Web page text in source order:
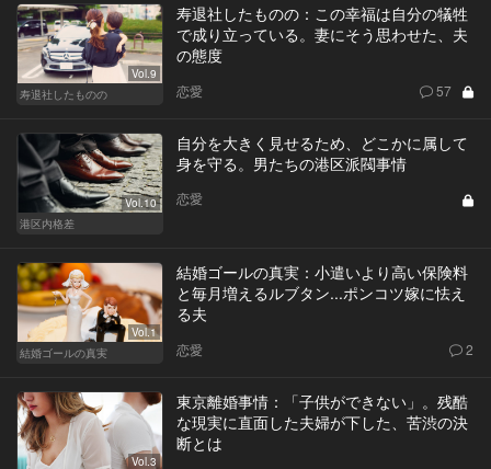
Vol.9
寿退社したものの
寿退社したものの：この幸福は自分の犠牲
で成り立っている。妻にそう思わせた、夫
の態度
恋愛 57
Vol.10
港区内格差
自分を大きく見せるため、どこかに属して
身を守る。男たちの港区派閥事情
恋愛
Vol.1
結婚ゴールの真実
結婚ゴールの真実：小遣いより高い保険料
と毎月増えるルブタン...ポンコツ嫁に怯え
る夫
恋愛 2
Vol.3
東京離婚事情：「子供ができない」。残酷
な現実に直面した夫婦が下した、苦渋の決
断とは